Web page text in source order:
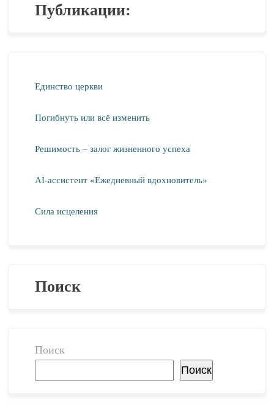
Публикации:
Единство церкви
Погибнуть или всё изменить
Решимость – залог жизненного успеха
AI-ассистент «Ежедневный вдохновитель»
Сила исцеления
Поиск
Поиск
Поиск